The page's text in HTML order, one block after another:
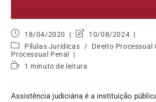
18/04/2020
10/08/2024
Pílulas Jurídicas
/ Direito Processual
Processual Penal
1 minuto de leitura
Assistência judiciária é a instituição